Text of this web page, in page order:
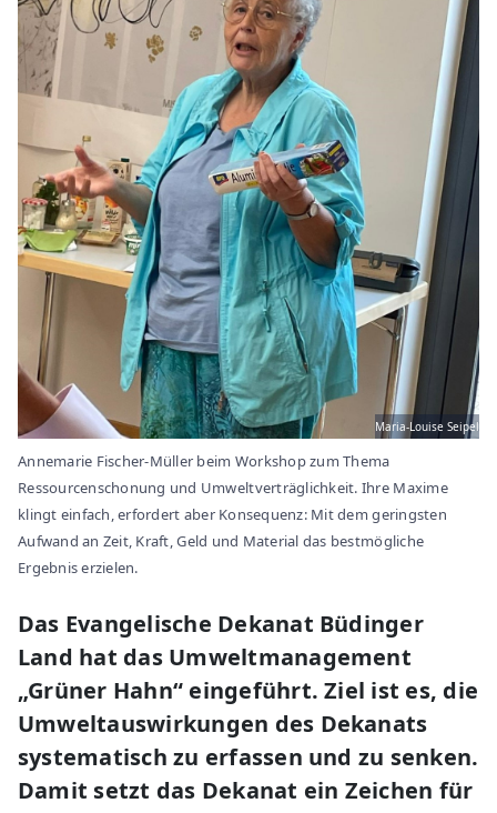
Maria-Louise Seipel
Annemarie Fischer-Müller beim Workshop zum Thema
Ressourcenschonung und Umweltverträglichkeit. Ihre Maxime
klingt einfach, erfordert aber Konsequenz: Mit dem geringsten
Aufwand an Zeit, Kraft, Geld und Material das bestmögliche
Ergebnis erzielen.
Das Evangelische Dekanat Büdinger
Land hat das Umweltmanagement
„Grüner Hahn“ eingeführt. Ziel ist es, die
Umweltauswirkungen des Dekanats
systematisch zu erfassen und zu senken.
Damit setzt das Dekanat ein Zeichen für